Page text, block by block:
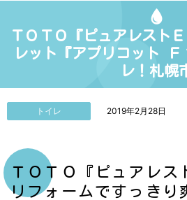
ＴＯＴＯ『ピュアレスト
レット『アプリコット Ｆ
レ！札幌
トイレ 2019年2月28日
ＴＯＴＯ『ピュアレス
リフォームですっきり